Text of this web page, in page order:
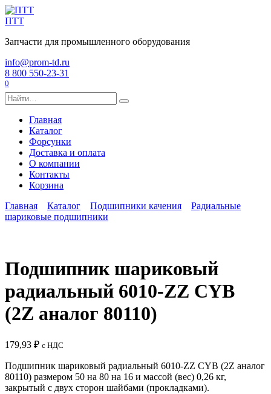
Перейти
к
ПТТ
Запчасти для промышленного оборудования
info@prom-td.ru
8 800 550-23-31
0
Search
for:
Главная
Каталог
Форсунки
Доставка и оплата
О компании
Контакты
Корзина
Главная
Каталог Подшипники качения
Радиальные
шариковые подшипники
Подшипник шариковый
радиальный 6010-ZZ CYB
(2Z аналог 80110)
179,93 ₽ с НДС
Подшипник шариковый радиальный 6010-ZZ CYB (2Z аналог
80110) размером 50 на 80 на 16 и массой (вес) 0,26 кг,
закрытый с двух сторон шайбами (прокладками).